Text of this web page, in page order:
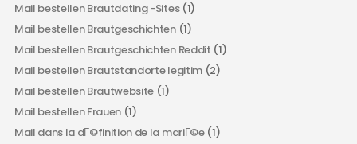
Mail bestellen Brautdating -Sites(1)
Mail bestellen Brautgeschichten(1)
Mail bestellen Brautgeschichten Reddit (1)
Mail bestellen Brautstandorte legitim(2)
Mail bestellen Brautwebsite (1)
Mail bestellen Frauen (1)
Mail dans la dГ©finition de la mariГ©e(1)